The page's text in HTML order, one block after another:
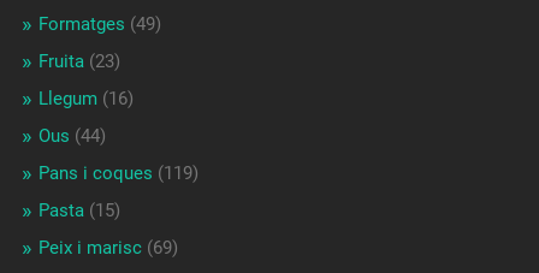
Formatges (49)
Fruita(23)
Llegum (16)
Ous (44)
Pans i coques (119)
Pasta(15)
Peix i marisc(69)